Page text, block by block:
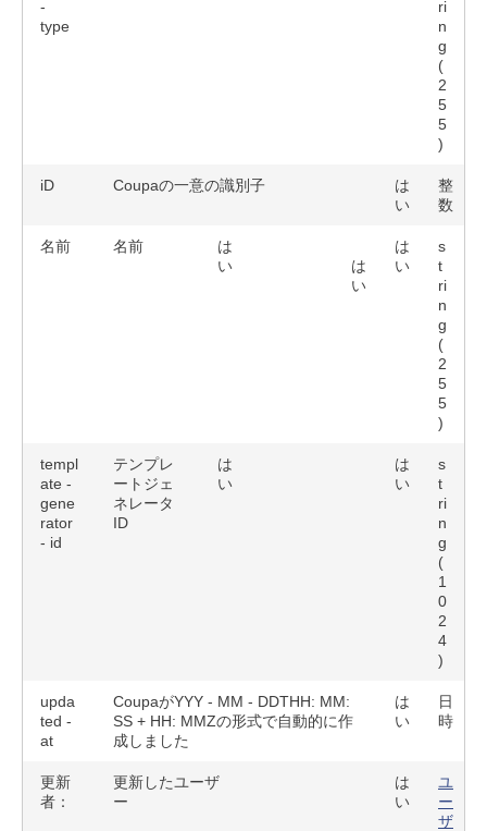
-
type
ri
n
g
(
2
5
5
)
iD Coupaの一意の識別子
は
い
整
数
名前 名前
は
い
は
い
は
い
s
t
ri
n
g
(
2
5
5
)
templ
ate -
gene
rator
- id
テンプレ
ートジェ
ネレータ
ID
は
い
は
い
s
t
ri
n
g
(
1
0
2
4
)
upda
ted -
at
CoupaがYYY - MM - DDTHH: MM:
SS + HH: MMZの形式で自動的に作
成しました
は
い
日
時
更新
者：
更新したユーザ
ー
は
い
ユ
ー
ザ